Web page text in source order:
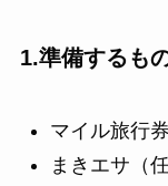
1.準備するも
マイル旅行
まきエサ（